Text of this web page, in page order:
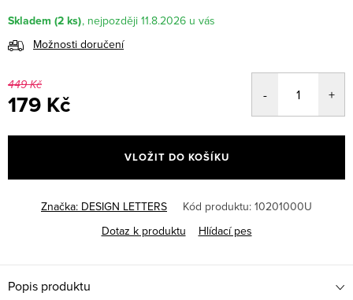
Skladem (2 ks)
11.8.2026
Možnosti doručení
449 Kč
179 Kč
cena:
VLOŽIT DO KOŠÍKU
Značka: DESIGN LETTERS Kód produktu: 10201000U
Dotaz k produktu
Hlídací pes
Popis produktu